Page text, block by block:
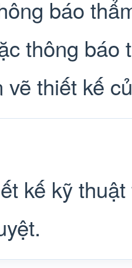
báo
thông báo
vẽ thiết kế
kế kỹ